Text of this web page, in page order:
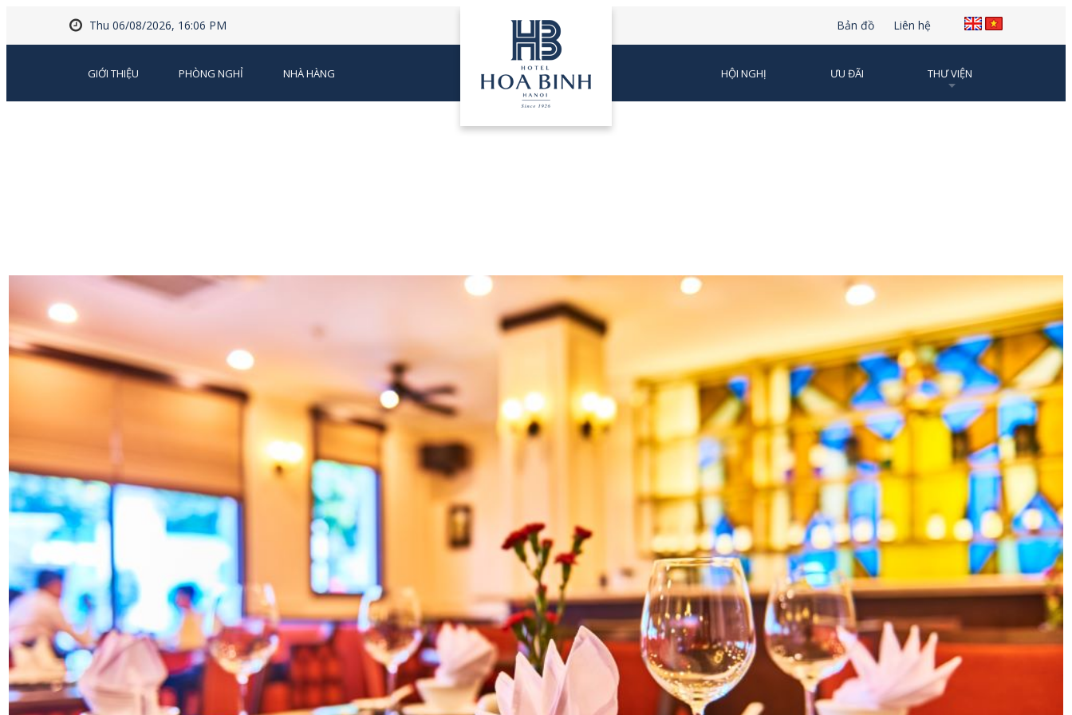
Thu 06/08/2026, 16:06 PM Bản đồ Liên hệ
GIỚI THIỆU PHÒNG NGHỈ NHÀ HÀNG HỘI NGHỊ ƯU ĐÃI THƯ VIỆN